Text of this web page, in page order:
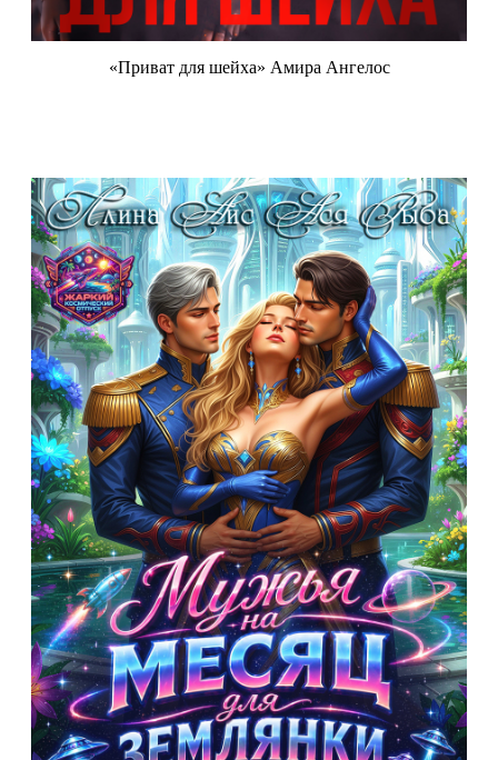
«Приват для шейха» Амира Ангелос